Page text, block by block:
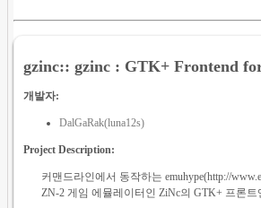
gzinc:: gzinc : GTK+ Frontend
개발자:
DalGaRak(luna12s)
Project Description:
커맨드라인에서 동작하는 emuhype(http://
ZN-2 게임 에뮬레이터인 ZiNc의 GTK+ 프론